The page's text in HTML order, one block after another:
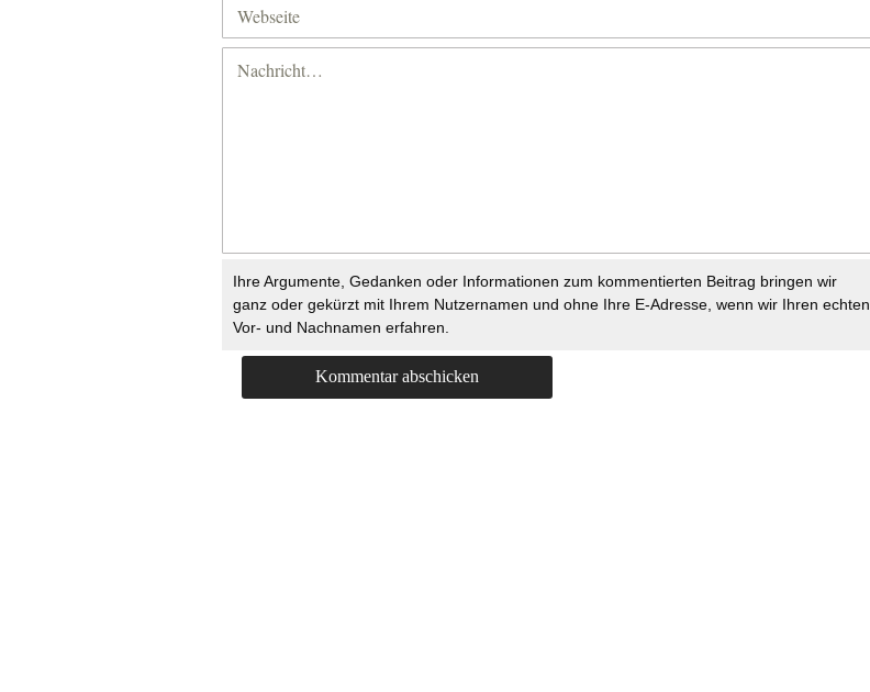
Ihre Argumente, Gedanken oder Informationen zum kommentierten Beitrag bringen wir
ganz oder gekürzt mit Ihrem Nutzernamen und ohne Ihre E-Adresse, wenn wir Ihren echten
Vor- und Nachnamen erfahren.